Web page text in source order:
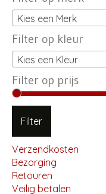
Kies een Merk
Filter op kleur
Kies een Kleur
Filter op prijs
Filter
Verzendkosten
Bezorging
Retouren
Veilig betalen